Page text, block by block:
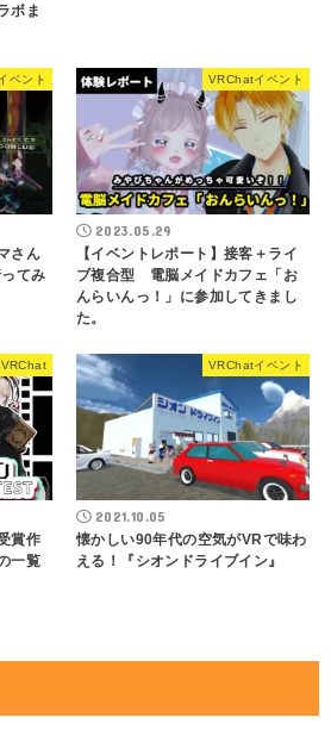
ボま
ベント
さん
てみ
VRChatイベント
2023.05.29
【イベントレポート】接客＋ライ
ブ複合型 電脳メイドカフェ「お
んらいんっ！」に参加してきまし
た。
VRChat
賞作
一覧
VRChatイベント
2021.10.05
懐かしい90年代の空気がVRで味わ
える！『シオンドライブイン』